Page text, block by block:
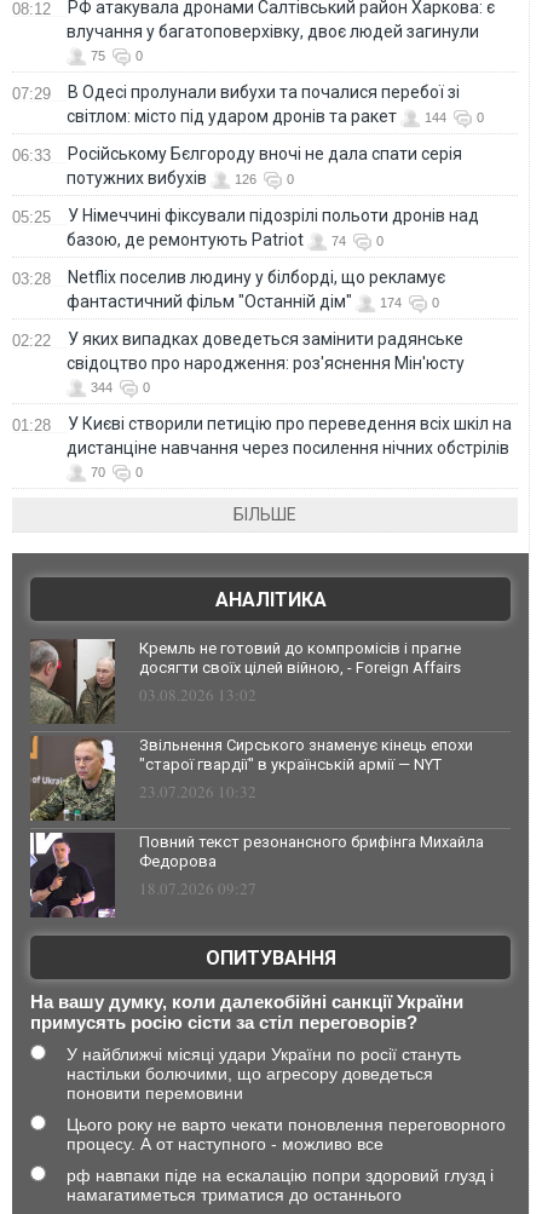
08:12
РФ атакувала дронами Салтівський район Харкова: є
влучання у багатоповерхівку, двоє людей загинули
75 0
07:29
В Одесі пролунали вибухи та почалися перебої зі
світлом: місто під ударом дронів та ракет
144 0
06:33
Російському Бєлгороду вночі не дала спати серія
потужних вибухів
126 0
05:25
У Німеччині фіксували підозрілі польоти дронів над
базою, де ремонтують Patriot
74 0
03:28
Netflix поселив людину у білборді, що рекламує
фантастичний фільм "Останній дім"
174 0
02:22
У яких випадках доведеться замінити радянське
свідоцтво про народження: роз'яснення Мін'юсту
344 0
01:28
У Києві створили петицію про переведення всіх шкіл на
дистанціне навчання через посилення нічних обстрілів
70 0
БІЛЬШЕ
АНАЛІТИКА
Кремль не готовий до компромісів і прагне
досягти своїх цілей війною, - Foreign Affairs
03.08.2026 13:02
Звільнення Сирського знаменує кінець епохи
"старої гвардії" в українській армії — NYT
23.07.2026 10:32
Повний текст резонансного брифінга Михайла
Федорова
18.07.2026 09:27
ОПИТУВАННЯ
На вашу думку, коли далекобійні санкції України
примусять росію сісти за стіл переговорів?
У найближчі місяці удари України по росії стануть
настільки болючими, що агресору доведеться
поновити перемовини
Цього року не варто чекати поновлення переговорного
процесу. А от наступного - можливо все
рф навпаки піде на ескалацію попри здоровий глузд і
намагатиметься триматися до останнього